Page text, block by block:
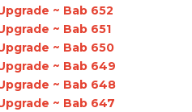
~ Bab 652
~ Bab 651
~ Bab 650
~ Bab 649
~ Bab 648
~ Bab 647